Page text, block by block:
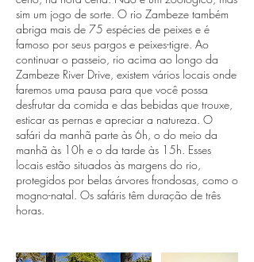
sim um jogo de sorte. O rio Zambeze também
abriga mais de 75 espécies de peixes e é
famoso por seus pargos e peixes-tigre. Ao
continuar o passeio, rio acima ao longo da
Zambeze River Drive, existem vários locais onde
faremos uma pausa para que você possa
desfrutar da comida e das bebidas que trouxe,
esticar as pernas e apreciar a natureza. O
safári da manhã parte às 6h, o do meio da
manhã às 10h e o da tarde às 15h. Esses
locais estão situados às margens do rio,
protegidos por belas árvores frondosas, como o
mogno-natal. Os safáris têm duração de três
horas.